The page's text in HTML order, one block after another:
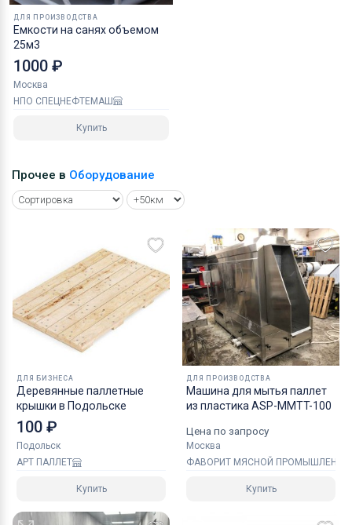
ДЛЯ ПРОИЗВОДСТВА
Емкости на санях объемом
25м3
1000 ₽
Москва
НПО СПЕЦНЕФТЕМАШ
Купить
Прочее в Оборудование
ДЛЯ БИЗНЕСА
Деревянные паллетные
крышки в Подольске
100 ₽
Подольск
АРТ ПАЛЛЕТ
Купить
ДЛЯ ПРОИЗВОДСТВА
Машина для мытья паллет
из пластика ASP-MMTT-100
Цена по запросу
Москва
ФАВОРИТ МЯСНОЙ
Купить